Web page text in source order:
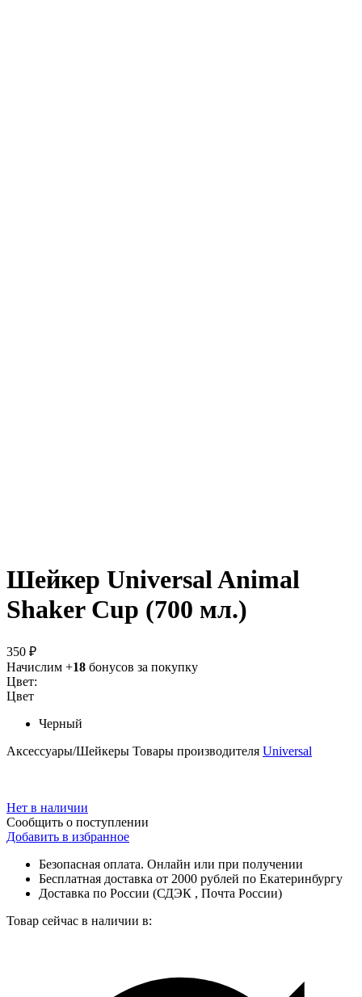
Шейкер Universal Animal
Shaker Cup (700 мл.)
350 ₽
Начислим +18 бонусов за покупку
Цвет:
Цвет
Черный
Аксессуары/Шейкеры Товары производителя Universal
Нет в наличии
Сообщить о поступлении
Добавить в избранное
Безопасная оплата. Онлайн или при получении
Бесплатная доставка от 2000 рублей по Екатеринбургу
Доставка по России (СДЭК , Почта России)
Товар сейчас в наличии в: